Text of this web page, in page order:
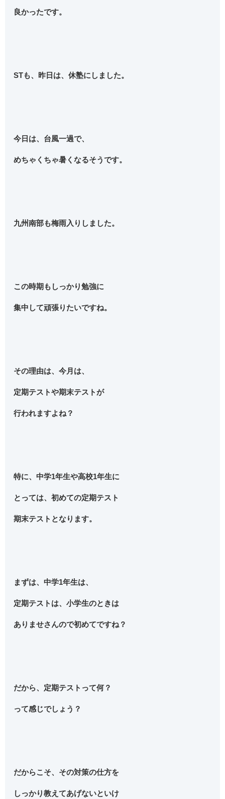
良かったです。
STも、昨日は、休塾にしました。
今日は、台風一過で、
めちゃくちゃ暑くなるそうです。
九州南部も梅雨入りしました。
この時期もしっかり勉強に
集中して頑張りたいですね。
その理由は、今月は、
定期テストや期末テストが
行われますよね？
特に、中学1年生や高校1年生に
とっては、初めての定期テスト
期末テストとなります。
まずは、中学1年生は、
定期テストは、小学生のときは
ありませさんので初めてですね？
だから、定期テストって何？
って感じでしょう？
だからこそ、その対策の仕方を
しっかり教えてあげないといけ